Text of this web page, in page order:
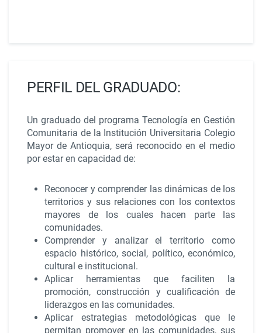
PERFIL DEL GRADUADO:
Un graduado del programa Tecnología en Gestión
Comunitaria de la Institución Universitaria Colegio
Mayor de Antioquia, será reconocido en el medio
por estar en capacidad de:
Reconocer y comprender las dinámicas de los
territorios y sus relaciones con los contextos
mayores de los cuales hacen parte las
comunidades.
Comprender y analizar el territorio como
espacio histórico, social, político, económico,
cultural e institucional.
Aplicar herramientas que faciliten la
promoción, construcción y cualificación de
liderazgos en las comunidades.
Aplicar estrategias metodológicas que le
permitan promover en las comunidades, sus